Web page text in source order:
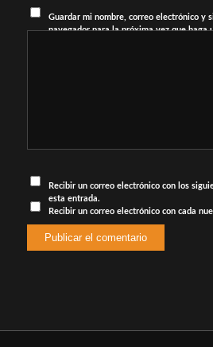
Guardar mi nombre, correo electrónico y
navegador para la próxima vez que haga
Recibir un correo electrónico con los
esta entrada.
Recibir un correo electrónico con cada